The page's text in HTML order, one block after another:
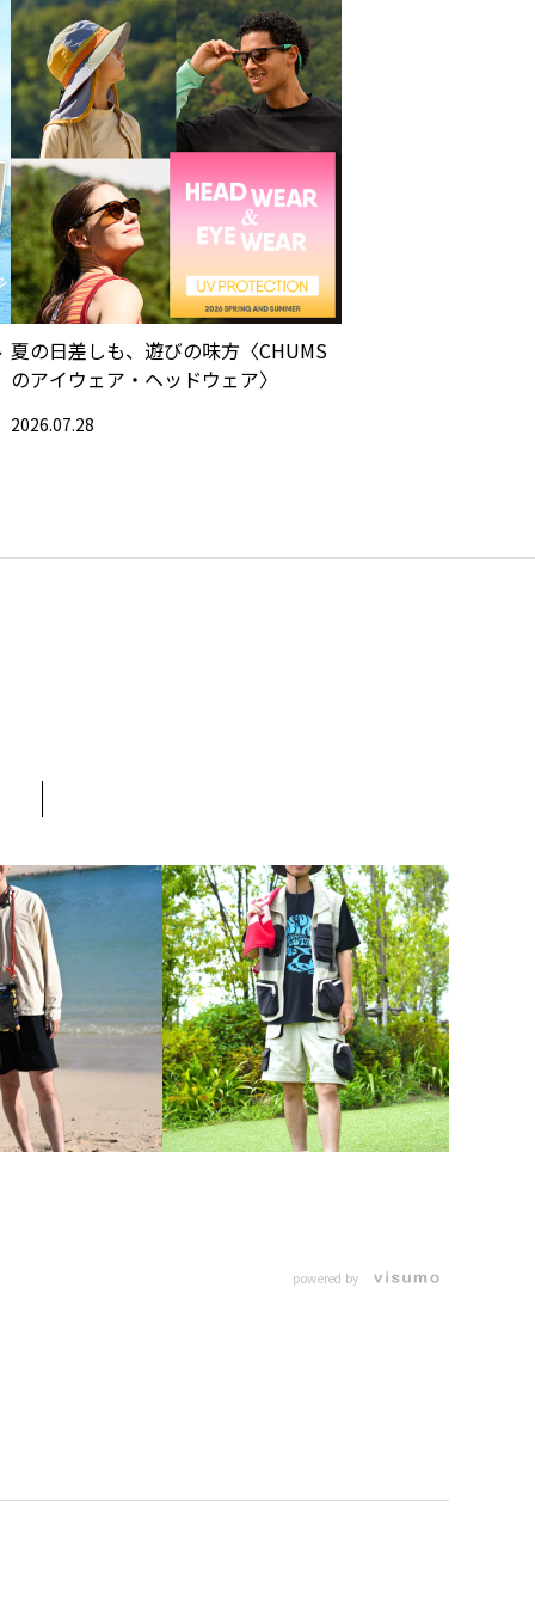
夏の日差しも、遊びの味方〈CHUMS
のアイウェア・ヘッドウェア〉
2026.07.28
powered by